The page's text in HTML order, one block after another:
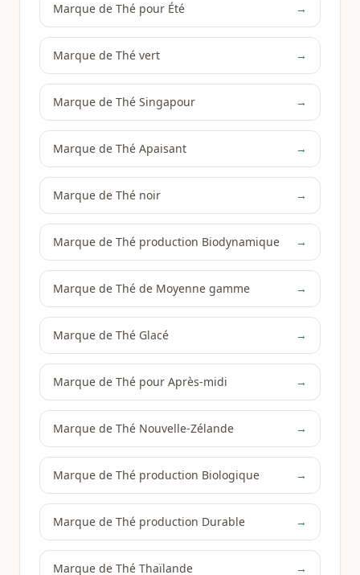
Marque de Thé pour Été →
Marque de Thé vert →
Marque de Thé Singapour →
Marque de Thé Apaisant →
Marque de Thé noir →
Marque de Thé production Biodynamique →
Marque de Thé de Moyenne gamme →
Marque de Thé Glacé →
Marque de Thé pour Après-midi →
Marque de Thé Nouvelle-Zélande →
Marque de Thé production Biologique →
Marque de Thé production Durable →
Marque de Thé Thaïlande →